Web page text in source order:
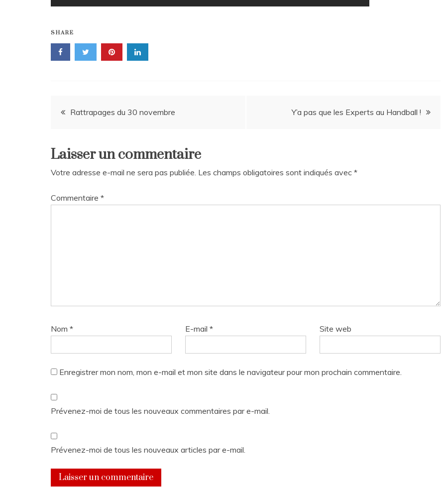
SHARE
Navigation
l’article
Rattrapages du 30 novembre Y’a pas que les Experts au Handball !
Laisser un commentaire
Votre adresse e-mail ne sera pas publiée. Les champs obligatoires sont indiqués avec *
Commentaire *
Nom * E-mail* Site web
Enregistrer mon nom, mon e-mail et mon site dans le navigateur pour mon prochain commentaire.
Prévenez-moi de tous les nouveaux commentaires par e-mail.
Prévenez-moi de tous les nouveaux articles par e-mail.